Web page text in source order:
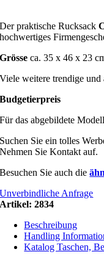
Der praktische Rucksack
hochwertiges
Grösse ca. 35 x 46 x 23
Viele weitere trendige
Budgetierpreis
Für das abgebildete
Suchen Sie ein tolles
Nehmen Sie Kontakt auf.
Besuchen Sie auch die
Unverbindliche Anfrage
Artikel:2834
Beschreibung
Handling
Katalog Taschen,